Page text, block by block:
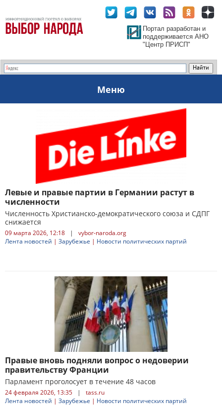
Портал разработан и
поддерживается АНО
"Центр ПРИСП"
Меню
Левые и правые партии в Германии растут в
численности
Численность Христианско-демократического союза и СДПГ
снижается
09 марта 2026, 12:18 |
vybor-naroda.org
Лента новостей | Зарубежье | Новости политических партий
Правые вновь подняли вопрос о недоверии
правительству Франции
Парламент проголосует в течение 48 часов
24 февраля 2026, 13:35 |
tass.ru
Лента новостей | Зарубежье | Новости политических партий